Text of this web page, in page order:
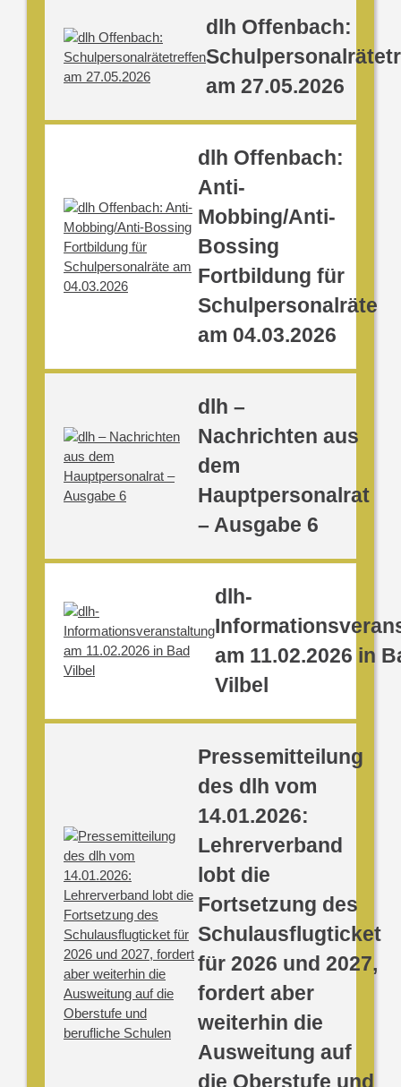
dlh Offenbach:
am 27.05.2026
dlh Offenbach:
Anti-
Mobbing/Anti-
Bossing
Fortbildung für
Schulpersonalräte
am 04.03.2026
dlh –
Nachrichten aus
dem
Hauptpersonalrat
– Ausgabe 6
dlh-
am 11.02.2026 in
Vilbel
Pressemitteilung
des dlh vom
14.01.2026:
Lehrerverband
lobt die
Fortsetzung des
Schulausflugticket
für 2026 und 2027,
fordert aber
weiterhin die
Ausweitung auf
die Oberstufe und